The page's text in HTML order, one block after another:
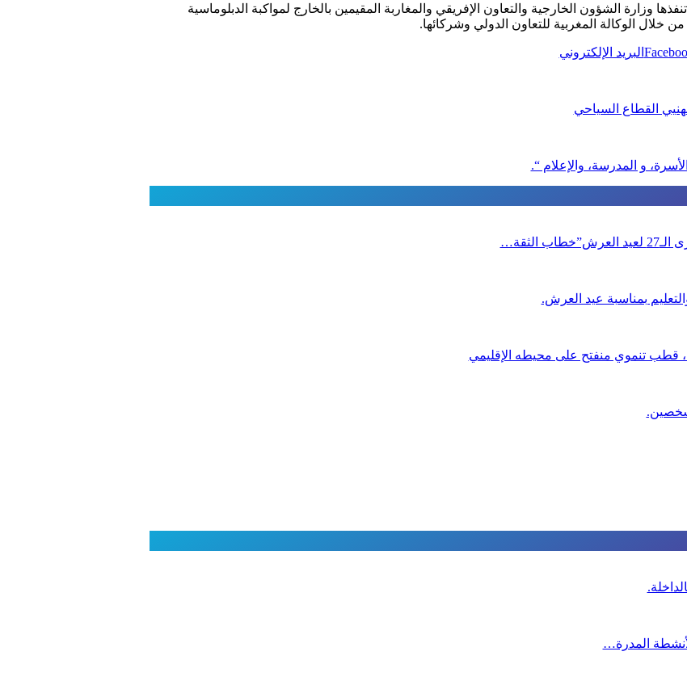
وزارة الشؤون الخارجية والتعاون الإفريقي والمغاربة المقيمين بالخارج لمواكبة الدبلوماسية
خلال الوكالة المغربية للتعاون الدولي وشركائها.
البريد الإلكتروني
القطاع السياحي
و المدرسة، والإعلام “.
الثقة…
بمناسبة عيد العرش.
قطب تنموي منفتح على محيطه الإقليمي
المدرة…